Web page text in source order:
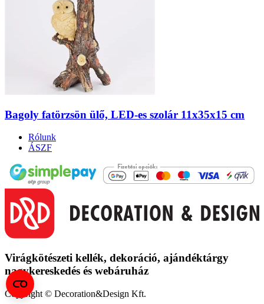
Bagoly fatörzsön ülő, LED-es szolár 11x35x15 cm
Rólunk
ÁSZF
Virágkötészeti kellék, dekoráció, ajándéktárgy
nagykereskedés és webáruház
Copyright © Decoration&Design Kft.